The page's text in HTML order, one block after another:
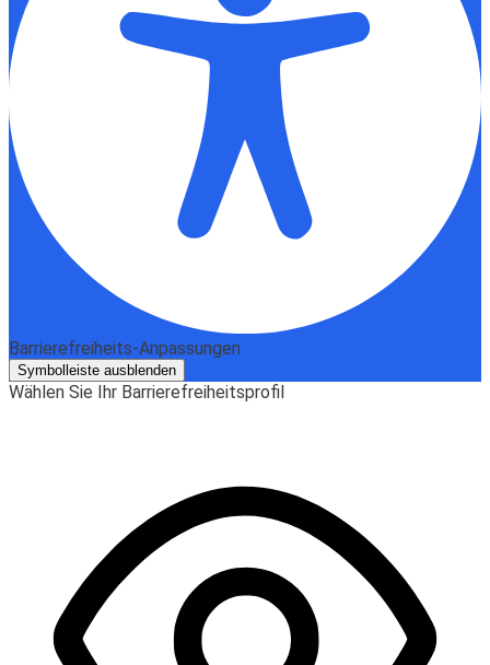
Barrierefreiheits-Anpassungen
Symbolleiste ausblenden
Wählen Sie Ihr Barrierefreiheitsprofil